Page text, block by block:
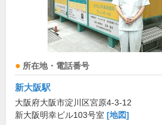
所在地・電話番号
新大阪駅
大阪府大阪市淀川区宮原4-3-12
新大阪明幸ビル103号室 [地図]